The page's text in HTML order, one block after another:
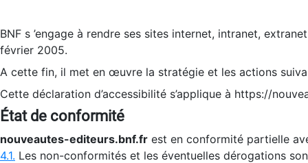
BNF s ’engage à rendre ses sites internet, intranet,
février 2005.
A cette fin, il met en œuvre la stratégie et les actions
Cette déclaration d’accessibilité s’applique à https://
État de conformité
nouveautes-editeurs.bnf.fr est en conformité partielle
4.1. Les non-conformités et les éventuelles dérogations